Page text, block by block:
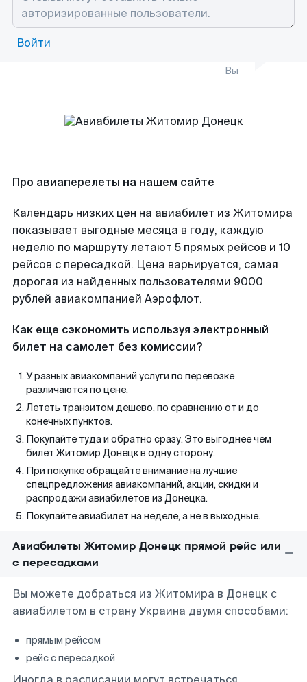
Войти
Вы
Про авиаперелеты на нашем сайте
Календарь низких цен на авиабилет из Житомира
показывает выгодные месяца в году, каждую
неделю по маршруту летают 5 прямых рейсов и 10
рейсов с пересадкой. Цена варьируется, самая
дорогая из найденных пользователями 9000
рублей авиакомпанией Аэрофлот.
Как еще сэкономить используя электронный
билет на самолет без комиссии?
У разных авиакомпаний услуги по перевозке
различаются по цене.
Лететь транзитом дешево, по сравнению от и до
конечных пунктов.
Покупайте туда и обратно сразу. Это выгоднее чем
билет Житомир Донецк в одну сторону.
При покупке обращайте внимание на лучшие
спецпредложения авиакомпаний, акции, скидки и
распродажи авиабилетов из Донецка.
Покупайте авиабилет на неделе, а не в выходные.
Авиабилеты Житомир Донецк прямой рейс или
с пересадками
Вы можете добраться из Житомира в Донецк с
авиабилетом в страну Украина двумя способами:
прямым рейсом
рейс с пересадкой